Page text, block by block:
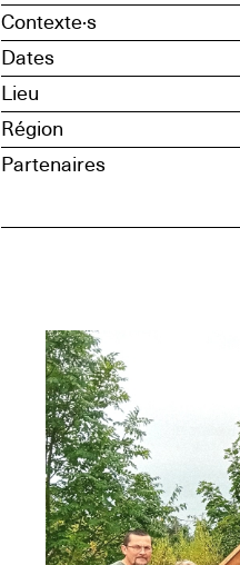
Contexte·s
Dates
Lieu
Région
Partenaires